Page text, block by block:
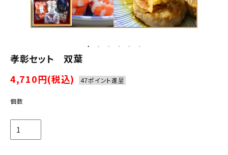
孝彰セット 双葉
4,710円(税込)
47ポイント進呈
個数